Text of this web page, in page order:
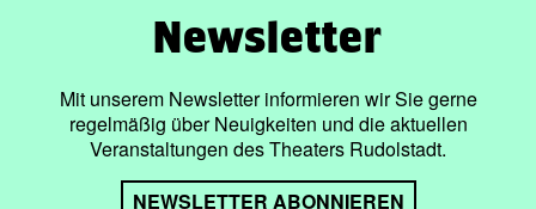
Newsletter
Mit unserem Newsletter informieren wir Sie gerne
regelmäßig über Neuigkeiten und die aktuellen
Veranstaltungen des Theaters Rudolstadt.
NEWSLETTER ABONNIEREN